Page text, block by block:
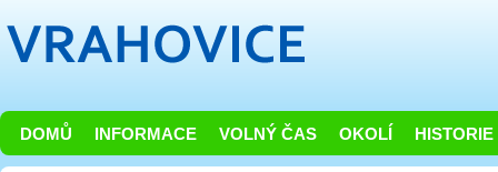
DOMŮ INFORMACE VOLNÝ ČAS OKOLÍ HISTORIE